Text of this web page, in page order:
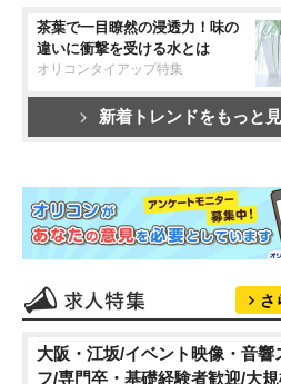
茶葉で一目瞭然の浸透力！味の
違いに衝撃を受ける水とは
オリコンタイアップ特集
新着トレンドをもっと
さ
大阪・江坂/イベント映像・音響
フ/専門卒・基礎経験者歓迎/大